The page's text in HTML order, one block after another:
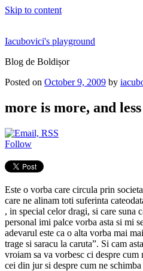
Skip to content
Iacubovici's playground
Blog de Boldișor
Posted on October 9, 2009 by
more is more, and
Follow
Este o vorba care circula prin
care ne alinam toti suferinta
, in special celor dragi, si care suna
personal imi palce vorba asta si mi
adevarul este ca o alta vorba mai
trage si saracu la caruta”. Si cam
vroiam sa va vorbesc ci despre cum
cei din jur si despre cum ne